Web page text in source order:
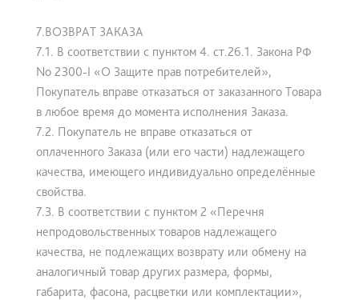
7.ВОЗВРАТ ЗАКАЗА
7.1. В соответствии с пунктом 4. ст.26.1. Закона РФ
No 2300-I «О Защите прав потребителей»,
Покупатель вправе отказаться от заказанного Товара
в любое время до момента исполнения Заказа.
7.2. Покупатель не вправе отказаться от
оплаченного Заказа (или его части) надлежащего
качества, имеющего индивидуально определённые
свойства.
7.3. В соответствии с пунктом 2 «Перечня
непродовольственных товаров надлежащего
качества, не подлежащих возврату или обмену на
аналогичный товар других размера, формы,
габарита, фасона, расцветки или комплектации»,